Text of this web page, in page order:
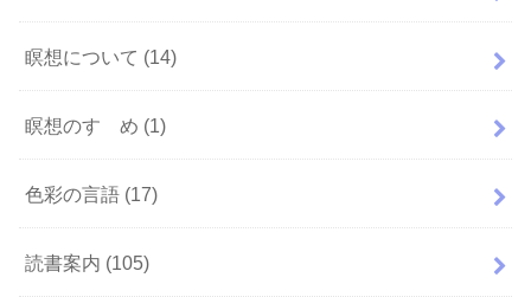
瞑想について (14)
瞑想のすゝめ (1)
色彩の言語 (17)
読書案内 (105)